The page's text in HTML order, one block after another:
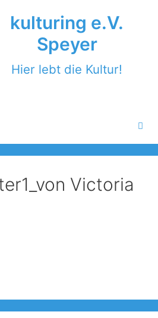
kulturing e.V.
Speyer
Hier lebt die Kultur!
Victoria